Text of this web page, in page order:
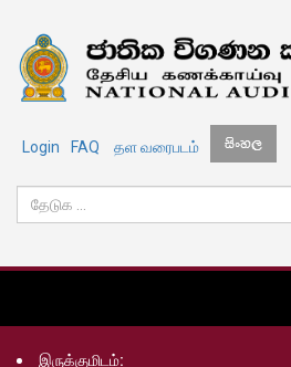
Login FAQ தள வரைபடம்
இருக்குமிடம்: